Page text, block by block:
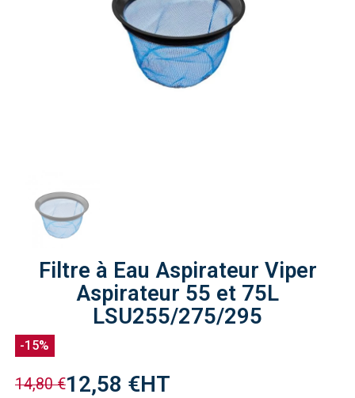
Filtre à Eau Aspirateur Viper
Aspirateur 55 et 75L
LSU255/275/295
-15%
14,80 €12,58 €HT